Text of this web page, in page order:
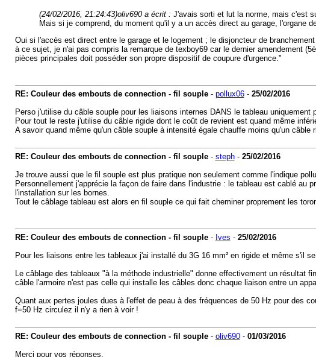
(24/02/2016, 21:24:43)oliv690 a écrit : J'avais sorti et lut la norme, mais c'est
Mais si je comprend, du moment qu'il y a un accès direct au garage, l'organe
Oui si l'accès est direct entre le garage et le logement ; le disjoncteur de
à ce sujet, je n'ai pas compris la remarque de texboy69 car le dernier amendement
pièces principales doit posséder son propre dispositif de coupure d'urgence."
RE: Couleur des embouts de connection - fil souple- pollux06- 25/02/2016
Perso j'utilise du câble souple pour les liaisons internes DANS le tableau
Pour tout le reste j'utilise du câble rigide dont le coût de revient est quand même
A savoir quand même qu'un câble souple à intensité égale chauffe moins qu'un
RE: Couleur des embouts de connection - fil souple- steph- 25/02/2016
Je trouve aussi que le fil souple est plus pratique non seulement comme l'indique
Personnellement j'apprécie la façon de faire dans l'industrie : le tableau est cablé
l'installation sur les bornes.
Tout le câblage tableau est alors en fil souple ce qui fait cheminer proprement les
RE: Couleur des embouts de connection - fil souple- Ives - 25/02/2016
Pour les liaisons entre les tableaux j'ai installé du 3G 16 mm² en rigide et même s'il
Le câblage des tableaux "à la méthode industrielle" donne effectivement un résultat
câble l'armoire n'est pas celle qui installe les câbles donc chaque liaison entre un
Quant aux pertes joules dues à l'effet de peau à des fréquences de 50 Hz pour des
f=50 Hz circulez il n'y a rien à voir !
RE: Couleur des embouts de connection - fil souple- oliv690- 01/03/2016
Merci pour vos réponses.